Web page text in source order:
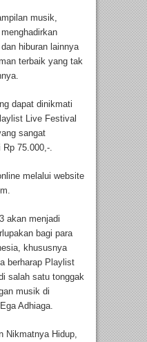
musik,
hiburan lainnya
terbaik yang tak
dapat dinikmati
Live Festival
sangat
75.000,-.
melalui website
akan menjadi
bagi para
khususnya
berharap Playlist
salah satu tonggak
musik di
Adhiaga.
Nikmatnya Hidup,